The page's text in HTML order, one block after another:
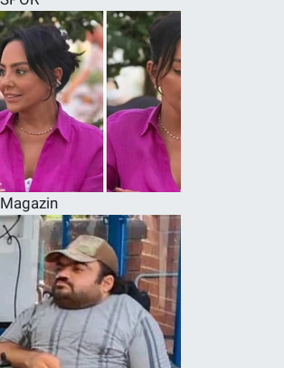
Magazin